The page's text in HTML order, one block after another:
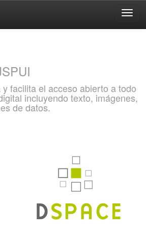
facilita el acceso abierto a todo
incluyendo texto, imágenes,
de datos.